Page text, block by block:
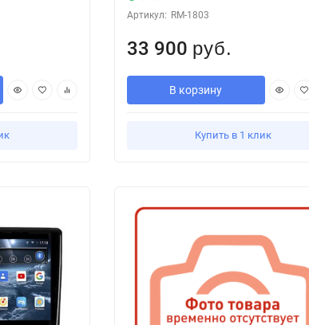
Артикул: RM-1803
33 900 руб.
В корзину
Купить в 1 клик